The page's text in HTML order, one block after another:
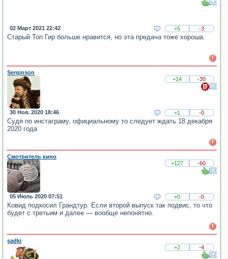
02 Март 2021 22:42 +5 -3
Старый Топ Гир больше нравится, но эта предача тоже хороша.
Serginson
+14
-30
30 Ноя. 2020 18:46 +1 -0
Судя по инстаграму, официальному то следует ждать 18 декабря
2020 года
Смотритель кино
+127
-60
05 Июль 2020 07:51 +0 -0
Ковид подкосил Грандтур. Если второй выпуск так подвис, то что
будет с третьим и далее — вообще непонятно.
sadki
+2
-4